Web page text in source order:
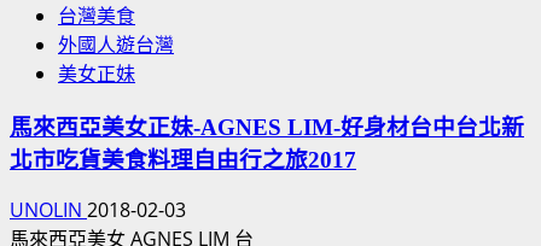
南
新
興
國
中
學
弟
饒
亞
籍
YOUTUBER
台
灣
國
台灣美食
外國人遊台灣
美女正妹
馬來西亞美女正妹-AGNES LIM-好身材台中台北新
北市吃貨美食料理自由行之旅2017
UNOLIN 2018-02-03
馬來西亞美女 AGNES LIM 台